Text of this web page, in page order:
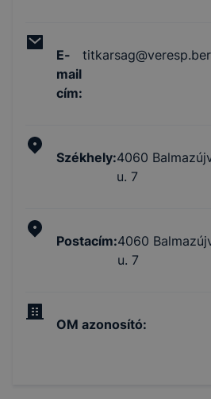
E-
mail
cím:
Székhely:4060
u. 7
Postacím:4060
u. 7
OM azonosító: